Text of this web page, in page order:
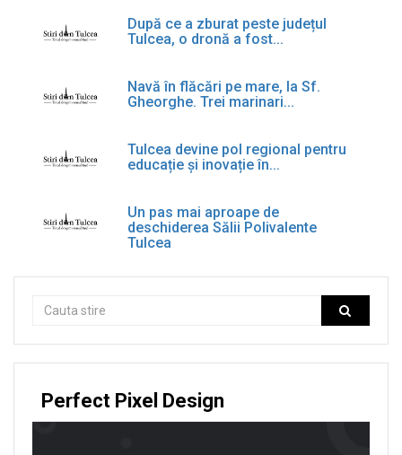
După ce a zburat peste județul
Tulcea, o dronă a fost...
Navă în flăcări pe mare, la Sf.
Gheorghe. Trei marinari...
Tulcea devine pol regional pentru
educație și inovație în...
Un pas mai aproape de
deschiderea Sălii Polivalente
Tulcea
Perfect Pixel Design